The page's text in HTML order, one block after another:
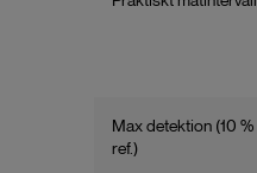
Max detektion (10 %
ref.)